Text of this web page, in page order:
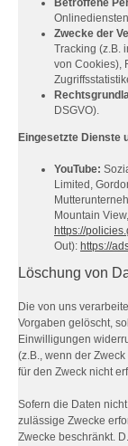
Betroffene
Zwecke der
Tracking (z.B.
von Cookies),
DSGVO).
Eingesetzte Dienste
YouTube:
Limited,
Mountain
https://
Out): https://
Löschung von
Die von uns
Vorgaben gelöscht,
Einwilligungen
(z.B., wenn der
für den Zweck nicht
Sofern die Daten
zulässige Zwecke
Zwecke beschränkt.